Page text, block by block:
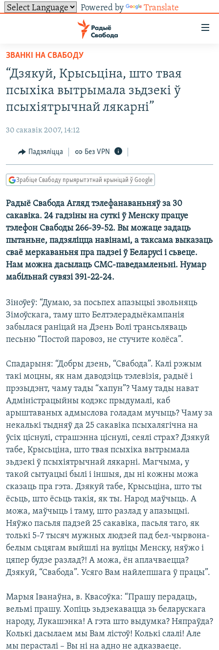
Powered by Translate
ўнівэрсальнага
доступу
Перайсьці
галоўнага
зьместу
да
навігацыі
Перайсьці
да
НАВІНЫ
УСЕ НАВІНЫ
ВІДЭА І ФОТА
ЭКАНОМІКА
ПАЛІТВЯЗЬНІ
КУЛЬТУРА
КАЛЯНДАР
ТОЛЬКІ НА СВАБОДЗЕ
ГІСТОРЫЯ НА СВАБОДЗЕ
ПАДКАСТЫ
PREMIUM
МОВА
НА ХВАЛЯХ СВАБОДЫ
ПАДЗЯЛІЦЦА ІНФАРМАЦЫЯЙ
ПАДКАСТЫ
Усе сайты РС/РСЭ
ЗВАНКІ НА СВАБОДУ
“Дзякуй, Крысьціна, што твая
псыхіка вытрымала зьдзекі ў
псыхіятрычнай лякарні”
30 сакавік 2007, 14:12
Падзяліцца Без VPN
Зрабіце Свабоду прыярытэтнай крыніцай ў Google
Радыё Свабода Агляд тэлефанаваньняў за 30
сакавіка. 24 гадзіны на суткі ў Менску працуе
тэлефон Свабоды 266-39-52. Вы можаце задаць
пытаньне, падзяліцца навінамі, а таксама выказаць
сваё меркаваньня пра падзеі ў Беларусі і сьвеце.
Нам можна дасылаць СМС-паведамленьні. Нумар
мабільнай сувязі 391-22-24.
Зіноўеў: “Думаю, за посьпех апазыцыі звольняць
Зімоўскага, таму што Белтэлерадыёкампанія
забылася раніцай на Дзень Волі трансьляваць
песьню “Постой паровоз, не стучите колёса”.
Спадарыня: “Добры дзень, “Свабода”. Калі рэжым
такі моцны, як нам даводзіць тэлевізія, радыё і
прэзыдэнт, чаму тады “хапун”? Чаму тады нават
Адміністрацыйны кодэкс прыдумалі, каб
арыштаваных адмыслова голадам мучыць? Чаму за
некалькі тыдняў да 25 сакавіка псыхалягічна на
ўсіх ціснулі, страшэнна ціснулі, сеялі страх? Дзякуй
табе, Крысьціна, што твая псыхіка вытрымала
зьдзекі ў псыхіятрычнай лякарні. Магчыма, у
такой сытуацыі былі і іншыя, ды ні кожны можа
сказаць пра гэта. Дзякуй табе, Крысьціна, што ты
ёсьць, што ёсьць такія, як ты. Народ маўчыць. А
можа, маўчыць і таму, што разлад у апазыцыі.
Няўжо пасьля падзей 25 сакавіка, пасьля таго, як
толькі 5-7 тысяч мужных людзей пад бел-чырвона-
белым сьцягам выйшлі на вуліцы Менску, няўжо і
цяпер будзе разлад?! А можа, ён аплачваецца?
Дзякуй, “Свабода”. Усяго Вам найлепшага ў працы”.
Марыя Іванаўна, в. Квасоўка: “Прашу перадаць,
вельмі прашу. Хопіць зьдзекавацца зь беларускага
народу, Лукашэнка! А гэта што выдумка? Няпраўда?
Колькі дасылаем мы Вам лістоў! Колькі слалі! Але
мы перасталі – Вы ні на адно не адказваеце.